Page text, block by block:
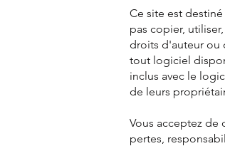
Ce site est
pas copier,
droits d'auteur ou
tout logiciel
inclus avec le
de leurs
Vous acceptez
pertes,